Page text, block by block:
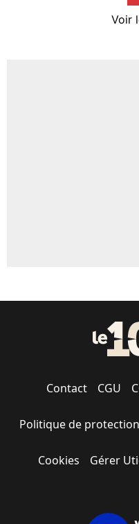
Voir
Contact CGU
Politique de
Cookies Gérer